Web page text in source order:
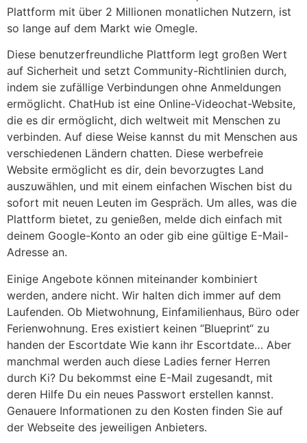
Plattform mit über 2 Millionen monatlichen Nutzern, ist
so lange auf dem Markt wie Omegle.
Diese benutzerfreundliche Plattform legt großen Wert
auf Sicherheit und setzt Community-Richtlinien durch,
indem sie zufällige Verbindungen ohne Anmeldungen
ermöglicht. ChatHub ist eine Online-Videochat-Website,
die es dir ermöglicht, dich weltweit mit Menschen zu
verbinden. Auf diese Weise kannst du mit Menschen aus
verschiedenen Ländern chatten. Diese werbefreie
Website ermöglicht es dir, dein bevorzugtes Land
auszuwählen, und mit einem einfachen Wischen bist du
sofort mit neuen Leuten im Gespräch. Um alles, was die
Plattform bietet, zu genießen, melde dich einfach mit
deinem Google-Konto an oder gib eine gültige E-Mail-
Adresse an.
Einige Angebote können miteinander kombiniert
werden, andere nicht. Wir halten dich immer auf dem
Laufenden. Ob Mietwohnung, Einfamilienhaus, Büro oder
Ferienwohnung. Eres existiert keinen “Blueprint“ zu
handen der Escortdate Wie kann ihr Escortdate… Aber
manchmal werden auch diese Ladies ferner Herren
durch Ki? Du bekommst eine E-Mail zugesandt, mit
deren Hilfe Du ein neues Passwort erstellen kannst.
Genauere Informationen zu den Kosten finden Sie auf
der Webseite des jeweiligen Anbieters.